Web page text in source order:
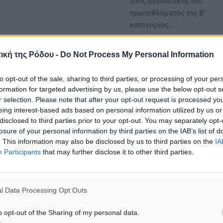
της Ρόδου - Do Not Process My Personal Information
opt-out of the sale, sharing to third parties, or processing of your
for targeted advertising by us, please use the below opt-out
selection. Please note that after your opt-out request is processed
interest-based ads based on personal information utilized by us
to third parties prior to your opt-out. You may separately
of your personal information by third parties on the IAB’s list of
This information may also be disclosed by us to third parties on the
Participants that may further disclose it to other third parties.
Data Processing Opt Outs
opt-out of the Sharing of my personal data.
αναζήτησης
μας στο Google News ★ ↗
πρωταθλήματος της Β'
κατηγορίας…
Γ’ Εθνική Κατηγορία: Στη
Με τη διεξαγωγή μίας
θα ολοκληρωθεί σήμερα
η 9η αγωνιστική…
ΕΠΙΣΗΣ
Φοίβος: Εν αναμονή του